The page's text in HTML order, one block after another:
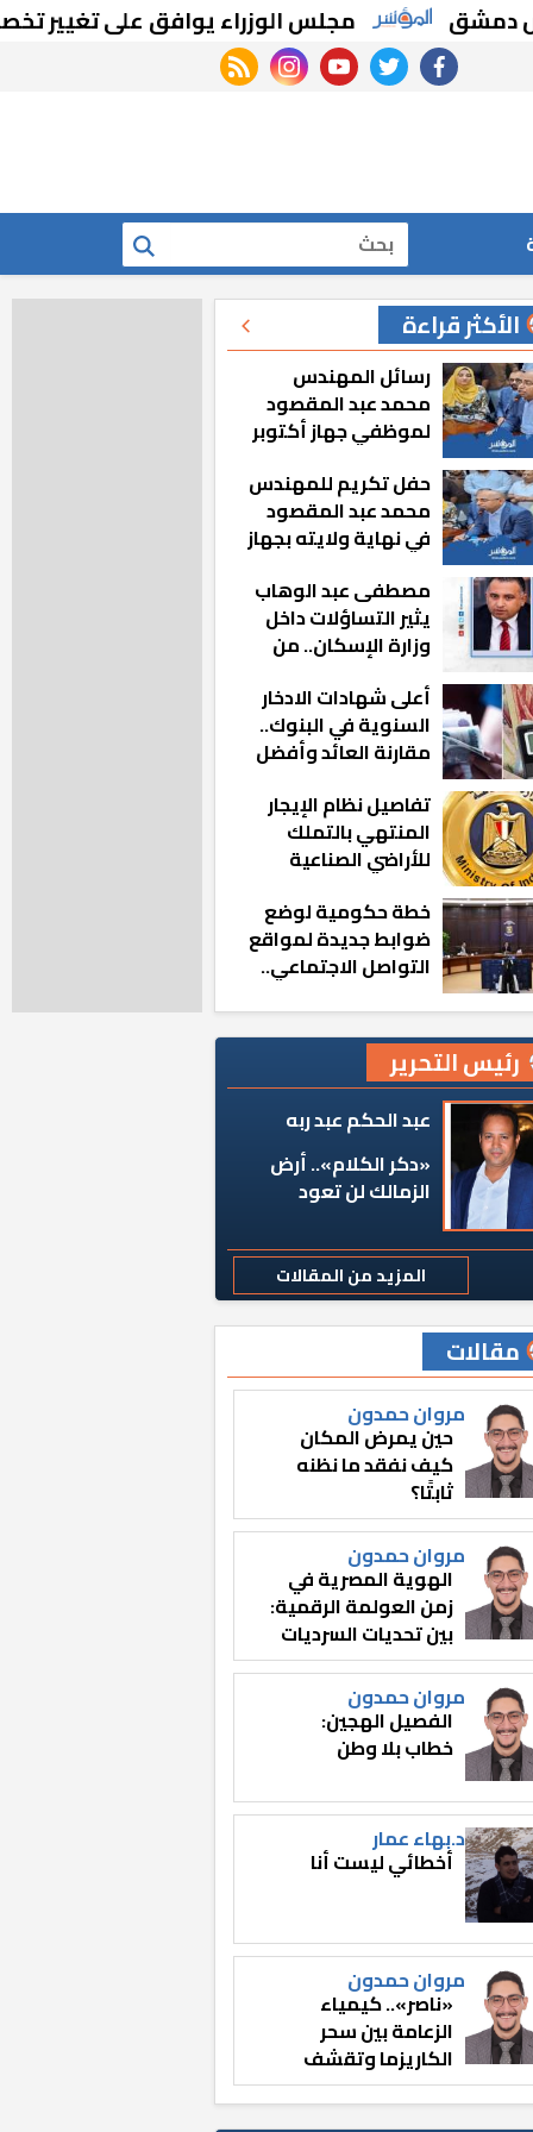
مجلس الوزراء يوافق على تغيير تخصيص
facebook
twitter
youtube
instagram
rss feed
بحث
الأكثر قراءة
رسائل المهندس
محمد عبد المقصود
لموظفي جهاز أكتوبر
مشيت والمدينة
رجعت للخلف»
حفل تكريم للمهندس
محمد عبد المقصود
في نهاية ولايته بجهاز
مصطفى عبد الوهاب
يثير التساؤلات داخل
وزارة الإسكان.. من
المناصب؟
أعلى شهادات الادخار
السنوية في البنوك..
مقارنة العائد وأفضل
تفاصيل نظام الإيجار
المنتهي بالتملك
للأراضي الصناعية
خطة حكومية لوضع
ضوابط جديدة لمواقع
التواصل الاجتماعي..
رئيس التحرير
عبد الحكم عبد ربه
«دكر الكلام».. أرض
الزمالك لن تعود
المزيد من المقالات
مقالات
مروان حمدون
حين يمرض المكان
كيف نفقد ما نظنه
ثابتًا؟
مروان حمدون
الهوية المصرية في
زمن العولمة الرقمية:
بين تحديات السرديات
وصناعة الوعي
مروان حمدون
الفصيل الهجين:
خطاب بلا وطن
د.بهاء عمار
أخطائي ليست أنا
مروان حمدون
«ناصر».. كيمياء
الزعامة بين سحر
الكاريزما وتقشف
الثائر